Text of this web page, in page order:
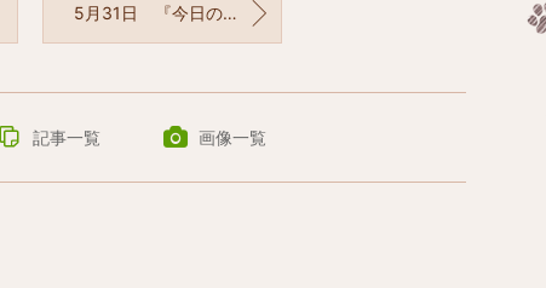
5月31日 『今日の誕生花』
記事一覧 画像一覧